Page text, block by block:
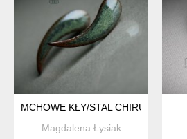
MCHOWE KŁY/STAL CHIRURGICZNA/
Magdalena Łysiak